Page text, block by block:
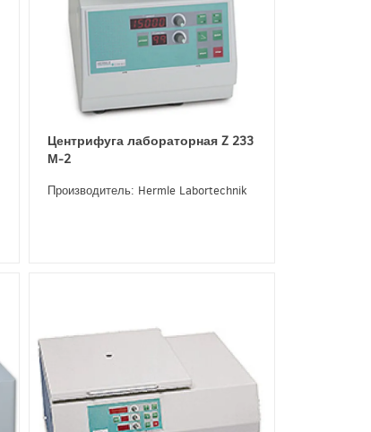
Центрифуга лабораторная Z 233
М-2
Производитель: Hermle Labortechnik